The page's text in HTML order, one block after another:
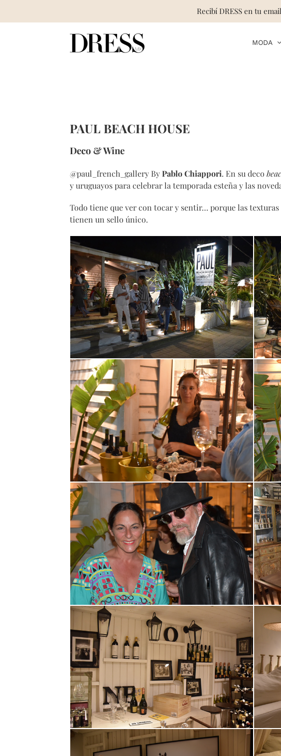
MODA
PAUL BEACH HOUSE
Deco & Wine
@paul_french_gallery ByPablo Chiappori. En su deco
y uruguayos para celebrar la temporada esteña y las
Todo tiene que ver con tocar y sentir… porque las texturas
tienen un sello único.
Recibí DRESS en tu email